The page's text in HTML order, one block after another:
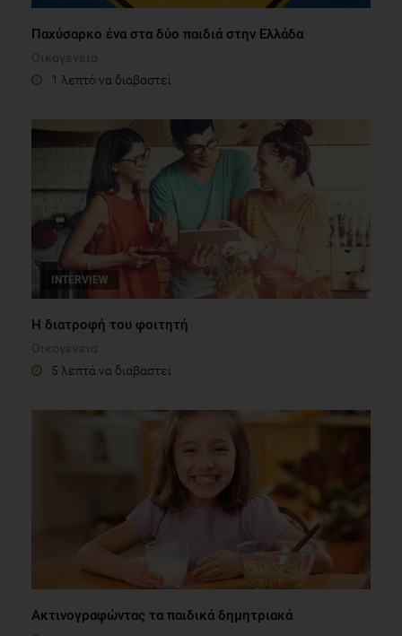
Παχύσαρκο ένα στα δύο παιδιά στην Ελλάδα
Οικογένεια
1 λεπτό να διαβαστεί
INTERVIEW
Η διατροφή του φοιτητή
Οικογένεια
5 λεπτά να διαβαστεί
Ακτινογραφώντας τα παιδικά δημητριακά